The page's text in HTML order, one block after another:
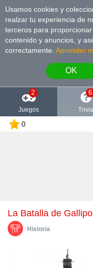
Usamos cookies y
realzar tu experiencia de
terceros para
contenido y anuncios, y
correctamente. Aprender
OK
2
Juegos
6
Trivia
0
La Batalla de
Historia